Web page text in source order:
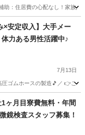
助：住居費の心配なし！家族
×安定収入】大手メー
力ある男性活躍中♪
7月13日
圧ゴムホースの製造🎵／ 👉こ
ヶ月目寮費無料・年間
鏡検査スタッフ募集！